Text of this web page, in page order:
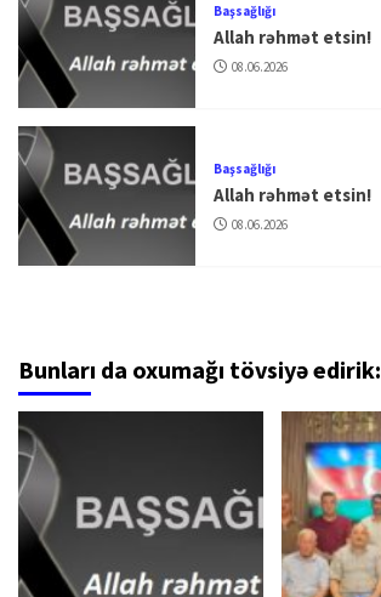
Başsağlığı
Allah rəhmət etsin!
08.06.2026
Başsağlığı
Allah rəhmət etsin!
08.06.2026
Bunları da oxumağı tövsiyə edirik: